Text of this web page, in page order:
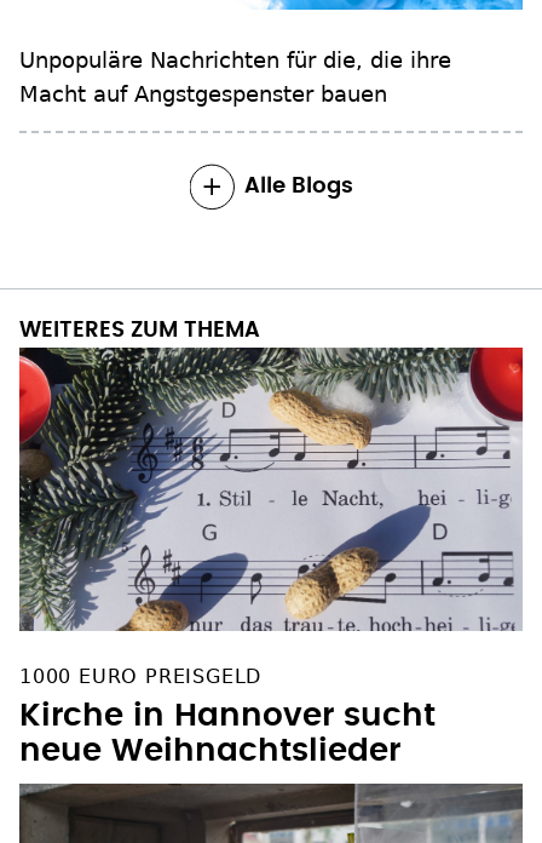
Unpopuläre Nachrichten für die, die ihre
WEITERES ZUM THEMA
1000 EURO PREISGELD
Kirche in Hannover sucht